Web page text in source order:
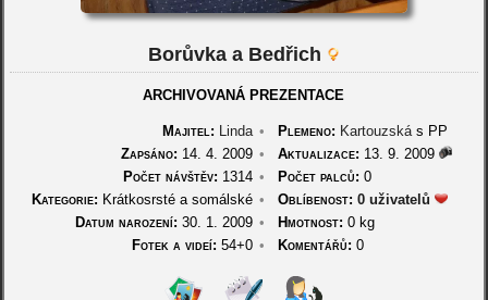
Borůvka a Bedřich
ARCHIVOVANÁ PREZENTACE
Majitel: Linda • Plemeno: Kartouzskás PP
Zapsáno: 14. 4. 2009 • Aktualizace: 13. 9. 2009
Počet návštěv: 1314 • Počet palců: 0
Kategorie: Krátkosrsté a somálské • Oblíbenost: 0 uživatelů
Datum narození: 30. 1. 2009 • Hmotnost: 0 kg
Fotek a videí: 54+0 • Komentářů: 0